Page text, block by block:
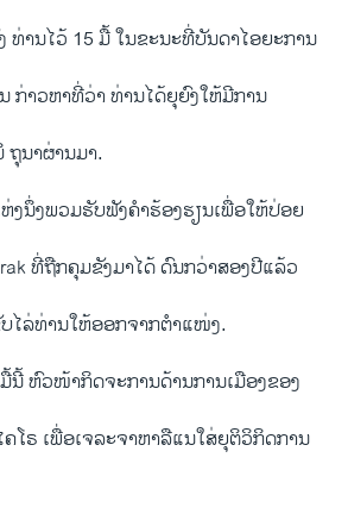
ທ່ານໄວ້ 15 ມື້ ໃນຂະນະທີ່ບັນດາໄອຍະການ
ກ່າວຫາທີ່ວ່າ ທ່ານໄດ້ຍຸຍົງໃຫ້ມີການ
ນາຜ່ານມາ.
ງນຶ່ງພວມຮັບຟັງຄຳຮ້ອງຮຽນເພື່ອໃຫ້ປ່ອຍ
ທີ່ຖືກຄຸມຂັງມາໄດ້ ດົນກວ່າສອງປີແລ້ວ
ໄລ່ທ່ານໃຫ້ອອກຈາກຕຳແໜ່ງ.
ຫົວໜ້າກິດຈະການດ້ານການເມືອງຂອງ
ໂຣ ເພື່ອເຈລະຈາຫາລືແນໃສ່ຍຸຕິວິກິດການ